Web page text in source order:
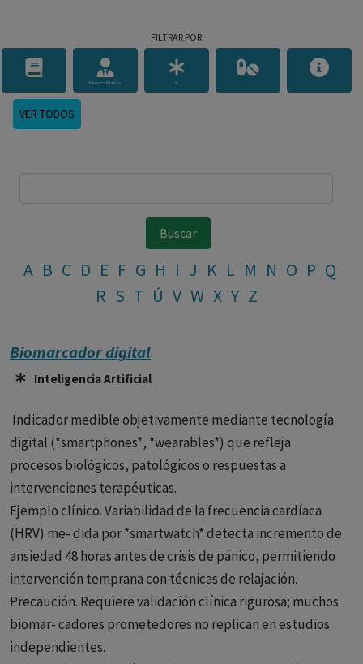
FILTRAR POR
Personalidades IA
VER TODOS
A B C D E F G H I J K L M N O P Q
R S T Ú V W X Y Z
Biomarcador digital
Inteligencia Artificial
Indicador medible objetivamente mediante tecnología
digital (*smartphones*, *wearables*) que refleja
procesos biológicos, patológicos o respuestas a
intervenciones terapéuticas.
Ejemplo clínico. Variabilidad de la frecuencia cardíaca
(HRV) me- dida por *smartwatch* detecta incremento de
ansiedad 48 horas antes de crisis de pánico, permitiendo
intervención temprana con técnicas de relajación.
Precaución. Requiere validación clínica rigurosa; muchos
biomar- cadores prometedores no replican en estudios
independientes.